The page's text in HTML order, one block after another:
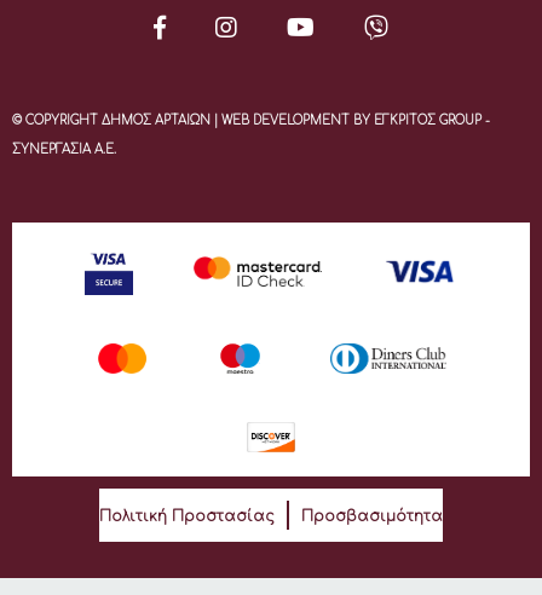
© COPYRIGHT ΔΗΜΟΣ ΑΡΤΑΙΩΝ | WEB DEVELOPMENT BY ΕΓΚΡΙΤΟΣ GROUP -
ΣΥΝΕΡΓΑΣΙΑ Α.Ε.
Πολιτική Προστασίας Προσβασιμότητα